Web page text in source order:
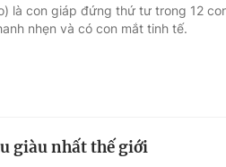
là con giáp đứng thứ tư trong 12
nhẹn và có con mắt tinh tế.
giàu nhất thế giới